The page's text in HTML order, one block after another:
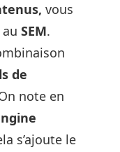
vous
SEM.
de
note en
s’ajoute le